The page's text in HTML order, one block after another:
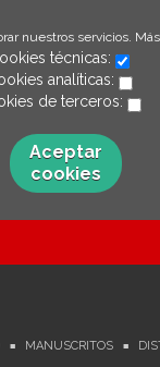
nuestros servicios.
técnicas:
analíticas:
de terceros:
Aceptar
cookies
MANUSCRITOS